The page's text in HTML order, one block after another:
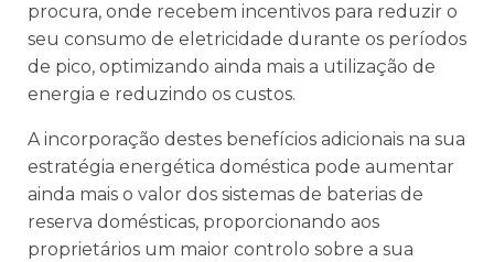
procura, onde recebem incentivos para reduzir o
seu consumo de eletricidade durante os períodos
de pico, optimizando ainda mais a utilização de
energia e reduzindo os custos.
A incorporação destes benefícios adicionais na sua
estratégia energética doméstica pode aumentar
ainda mais o valor dos sistemas de baterias de
reserva domésticas, proporcionando aos
proprietários um maior controlo sobre a sua